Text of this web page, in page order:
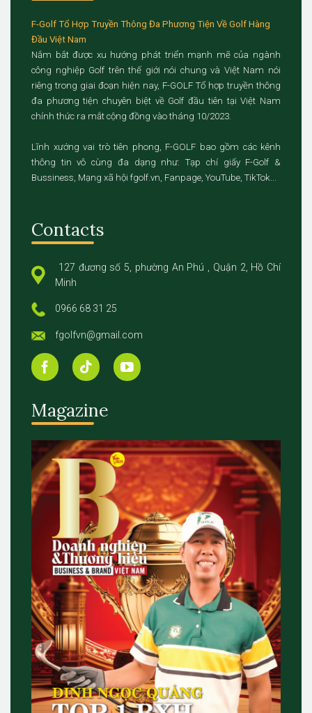
F-Golf Tổ Hợp Truyền Thông Đa Phương Tiện Về Golf Hàng
Đầu Việt Nam
Nắm bắt được xu hướng phát triển mạnh mẽ của ngành
công nghiệp Golf trên thế giới nói chung và Việt Nam nói
riêng trong giai đoạn hiện nay, F-GOLF Tổ hợp truyền thông
đa phương tiện chuyên biệt về Golf đầu tiên tại Việt Nam
chính thức ra mắt cộng đồng vào tháng 10/2023.
Lĩnh xướng vai trò tiên phong, F-GOLF bao gồm các kênh
thông tin vô cùng đa dạng như: Tạp chí giấy F-Golf &
Bussiness, Mạng xã hội fgolf.vn, Fanpage, YouTube, TikTok...
Contacts
127 đương số 5, phường An Phú , Quận 2, Hồ Chí
Minh
0966 68 31 25
fgolfvn@gmail.com
Magazine